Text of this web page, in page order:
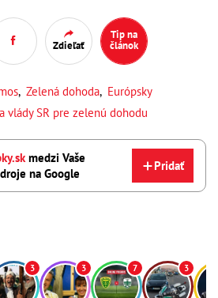
Zdieľať
Tip na
článok
, Zelená dohoda, Európsky
vlády SR pre zelenú dohodu
medzi Vaše
na Google
Pridať
3 3 7 3